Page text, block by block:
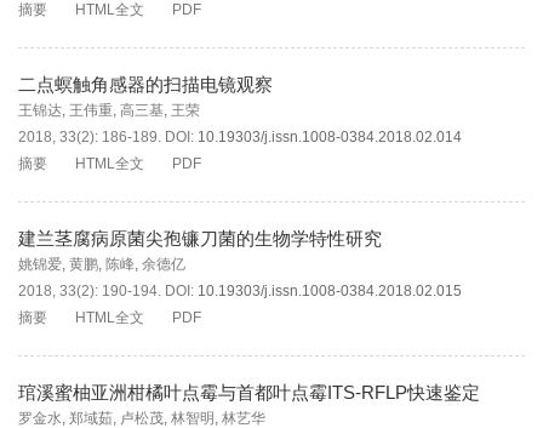
摘要
HTML全文 PDF
二点螟触角感器的扫描电镜观察
王锦达, 王伟重, 高三基, 王荣
2018, 33(2): 186-189. DOI: 10.19303/j.issn.1008-0384.2018.02.014
摘要
HTML全文 PDF
建兰茎腐病原菌尖孢镰刀菌的生物学特性研究
姚锦爱, 黄鹏, 陈峰, 余德亿
2018, 33(2): 190-194. DOI: 10.19303/j.issn.1008-0384.2018.02.015
摘要
HTML全文 PDF
琯溪蜜柚亚洲柑橘叶点霉与首都叶点霉ITS-RFLP快速鉴定
罗金水, 郑域茹, 卢松茂, 林智明 , 林艺华